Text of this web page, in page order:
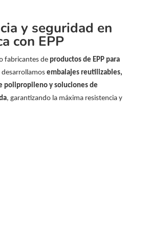
y seguridad en
con EPP
fabricantes de productos de EPP para
desarrollamos embalajes reutilizables,
polipropileno y soluciones de
, garantizando la máxima resistencia y